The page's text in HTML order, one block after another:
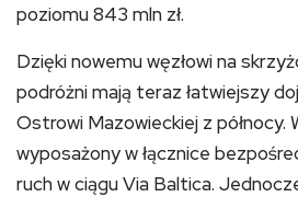
poziomu 843 mln zł.
Dzięki nowemu węzłowi na
podróżni mają teraz łatwiejszy
Ostrowi Mazowieckiej z północy.
wyposażony w łącznice
ruch w ciągu Via Baltica.